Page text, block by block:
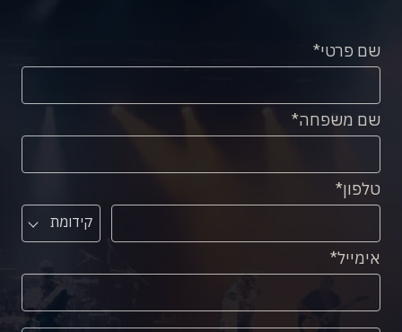
שם פרטי
שם משפחה
טלפון
קידומת
אימייל